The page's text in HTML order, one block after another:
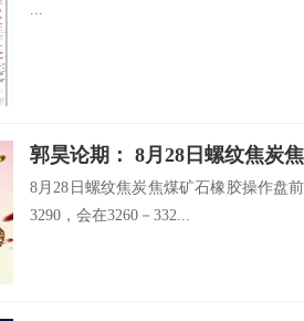
...
8月28日螺纹焦炭焦煤矿石橡胶操作盘
3290，会在3260－332...